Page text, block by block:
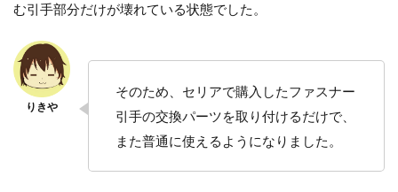
む引手部分だけが壊れている状態でした。
そのため、セリアで購入したファスナー
引手の交換パーツを取り付けるだけで、
また普通に使えるようになりました。